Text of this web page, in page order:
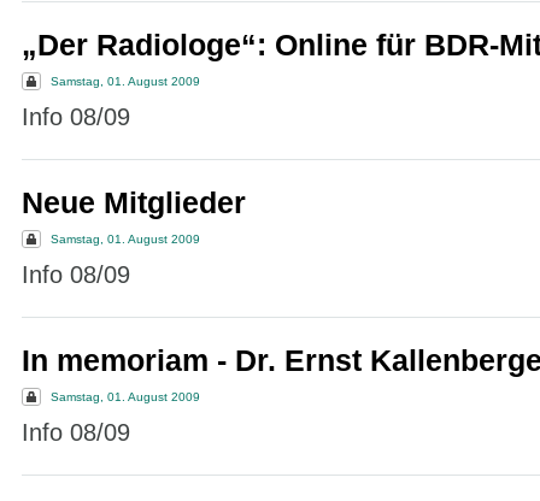
„Der Radiologe“: Online für BDR-
Samstag, 01. August 2009
Info 08/09
Neue Mitglieder
Samstag, 01. August 2009
Info 08/09
In memoriam - Dr. Ernst
Samstag, 01. August 2009
Info 08/09